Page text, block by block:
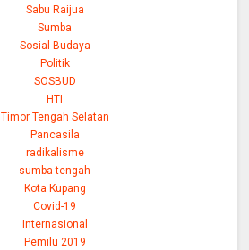
Sabu Raijua
Sumba
Sosial Budaya
Politik
SOSBUD
HTI
Timor Tengah Selatan
Pancasila
radikalisme
sumba tengah
Kota Kupang
Covid-19
Internasional
Pemilu 2019